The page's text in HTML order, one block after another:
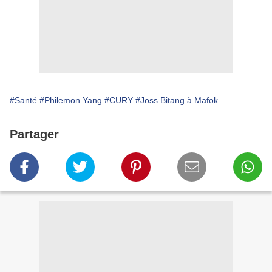
#Santé #Philemon Yang #CURY #Joss Bitang à Mafok
Partager